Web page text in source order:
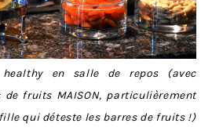
en salle de repos (avec
fruits MAISON, particulièrement
qui déteste les barres de fruits !)